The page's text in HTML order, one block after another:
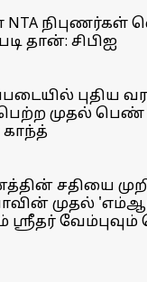
நிபுணர்கள்
தான்: சிபிஐ
புதிய
முதல்
சதியை
முதல்
ஸ்ரீதர்